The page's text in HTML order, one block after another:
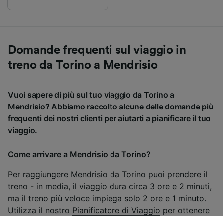
Domande frequenti sul viaggio in
treno da Torino a Mendrisio
Vuoi sapere di più sul tuo viaggio da Torino a
Mendrisio? Abbiamo raccolto alcune delle domande più
frequenti dei nostri clienti per aiutarti a pianificare il tuo
viaggio.
Come arrivare a Mendrisio da Torino?
Per raggiungere Mendrisio da Torino puoi prendere il
treno - in media, il viaggio dura circa 3 ore e 2 minuti,
ma il treno più veloce impiega solo 2 ore e 1 minuto.
Utilizza il nostro Pianificatore di Viaggio per ottenere